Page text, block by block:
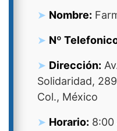
Nombre:
Nº
Dirección:
Solidaridad,
Col., México
Horario: 8:00